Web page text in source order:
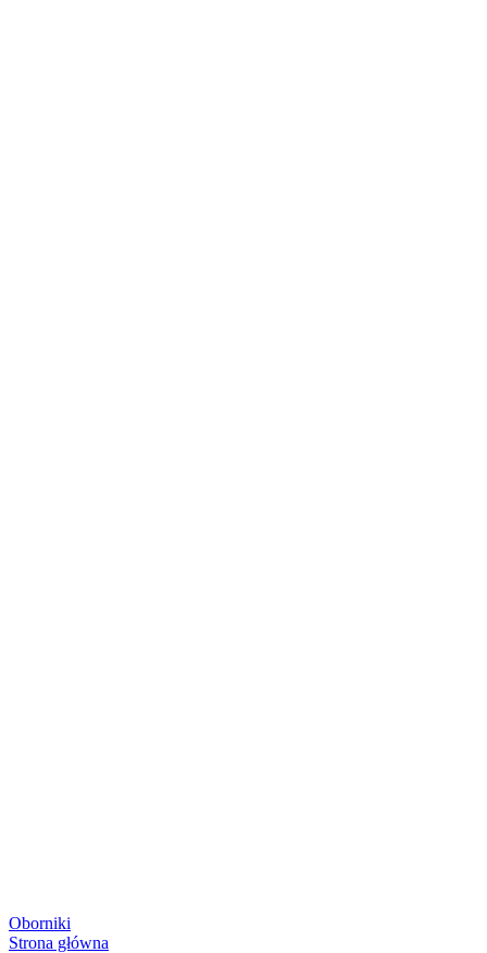
Oborniki
Strona główna